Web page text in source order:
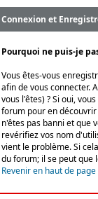
Connexion et
Pourquoi ne puis-je
Vous êtes-vous
afin de vous connecter.
vous l'êtes) ? Si oui,
forum pour en
n'êtes pas banni et que
revérifiez vos nom
vient le problème. Si
du forum; il se peut que
Revenir en haut de page